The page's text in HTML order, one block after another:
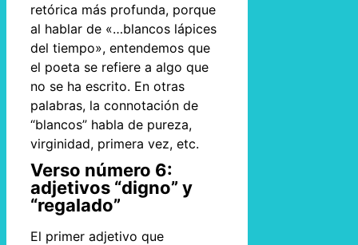
retórica más profunda, porque
al hablar de «…blancos lápices
del tiempo», entendemos que
el poeta se refiere a algo que
no se ha escrito. En otras
palabras, la connotación de
“blancos” habla de pureza,
virginidad, primera vez, etc.
Verso número 6:
adjetivos “digno” y
“regalado”
El primer adjetivo que